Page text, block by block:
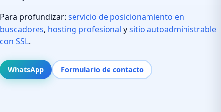
Para profundizar: servicio de posicionamiento en
buscadores, hosting profesional ysitio autoadministrable
con SSL.
WhatsApp Formulario de contacto